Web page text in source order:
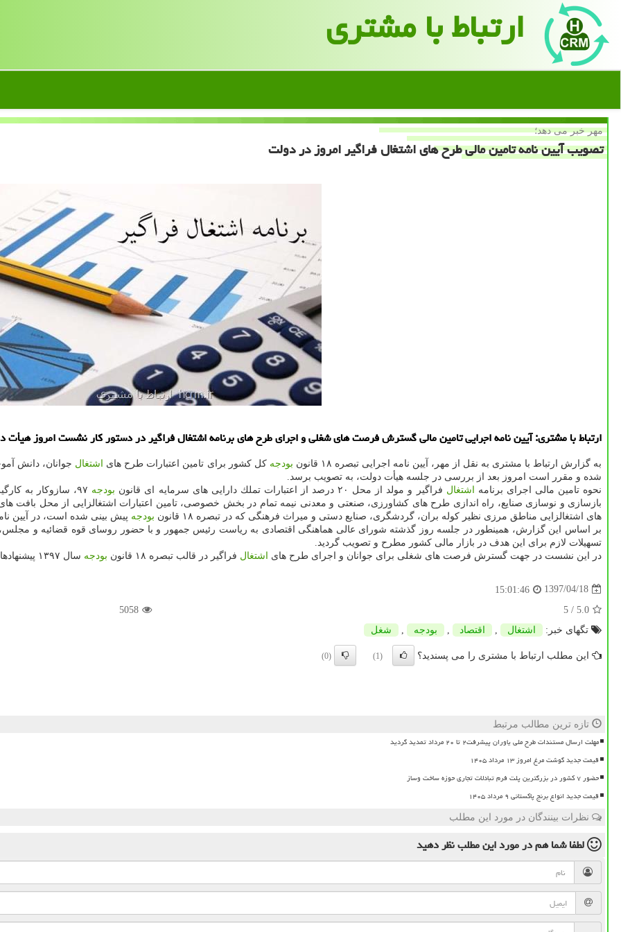
ارتباط با مشتری
مهر خبر می دهد؛
تصویب آیین نامه تامین مالی طرح های اشتغال فراگیر امروز در دولت
ارتباط با مشتری: آیین نامه اجرایی تامین مالی گسترش فرصت های شغلی و اجرای طرح های برنامه اشتغال فراگیر در دستور كار نشست امروز هیأت
به گزارش ارتباط با مشتری به نقل از مهر، آیین نامه اجرایی تبصره ۱۸ قانون بودجه كل كشور برای تامین اعتبارات طرح های اشتغال جوانان، دانش
شده و مقرر است امروز بعد از بررسی در جلسه هیأت دولت، به تصویب برسد.
نحوه تامین مالی اجرای برنامه
اشتغال فراگیر و مولد از محل ۲۰ درصد از اعتبارات تملك دارایی های سرمایه ای قانون بودجه
۹۷، سازوكار به
بازسازی و نوسازی صنایع، راه اندازی طرح های كشاورزی، صنعتی و معدنی نیمه تمام در بخش خصوصی، تامین اعتبارات اشتغالزایی از محل
های اشتغالزایی مناطق مرزی نظیر كوله بران، گردشگری، صنایع دستی و میراث فرهنگی كه در تبصره ۱۸ قانون
بودجه پیش بینی شده است، در آیین
بر اساس این گزارش، همینطور در جلسه روز گذشته شورای عالی هماهنگی اقتصادی به ریاست رئیس جمهور و با حضور روسای قوه قضائیه و مجلس،
تسهیلات لازم برای این هدف در بازار مالی كشور مطرح و تصویب گردید.
در این نشست در جهت گسترش فرصت های شغلی برای جوانان و اجرای طرح های
اشتغال فراگیر در قالب تبصره ۱۸ قانون بودجه سال ۱۳۹۷ پیشنهادهایی برای تأمین بخشی از منابع مالی لازم بررسی و تصویب گردید.
1397/04/18
15:01:46
5.0
/ 5
5058
تگهای خبر:
اشتغال , اقتصاد , بودجه , شغل
این مطلب ارتباط با مشتری را می پسندید؟ (1)
(0)
تازه ترین مطالب مرتبط
مهلت ارسال مستندات طرح ملی یاوران پیشرفت۲ تا ۲۰ مرداد تمدید گردید
قیمت جدید گوشت مرغ امروز ۱۳ مرداد ۱۴۰۵
حضور ۷ کشور در بزرگترین پلت فرم تبادلات تجاری حوزه ساخت وساز
قیمت جدید انواع برنج پاکستانی ۹ مرداد ۱۴۰۵
نظرات بینندگان در مورد این مطلب
لطفا شما همدر مورد این مطلبنظر دهید